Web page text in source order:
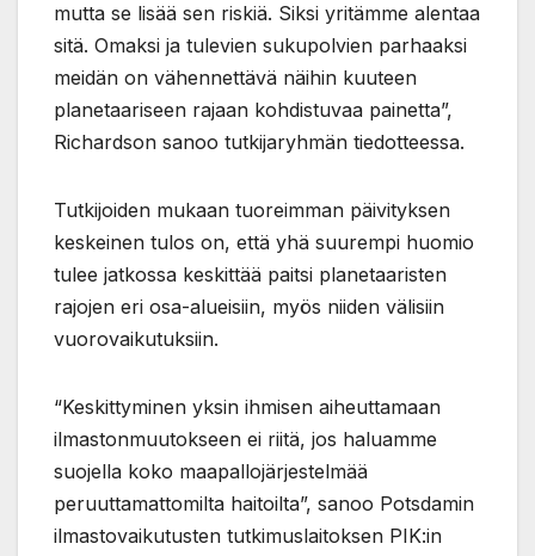
mutta se lisää sen riskiä. Siksi yritämme alentaa
sitä. Omaksi ja tulevien sukupolvien parhaaksi
meidän on vähennettävä näihin kuuteen
planetaariseen rajaan kohdistuvaa painetta”,
Richardson sanoo tutkijaryhmän tiedotteessa.
Tutkijoiden mukaan tuoreimman päivityksen
keskeinen tulos on, että yhä suurempi huomio
tulee jatkossa keskittää paitsi planetaaristen
rajojen eri osa-alueisiin, myös niiden välisiin
vuorovaikutuksiin.
“Keskittyminen yksin ihmisen aiheuttamaan
ilmastonmuutokseen ei riitä, jos haluamme
suojella koko maapallojärjestelmää
peruuttamattomilta haitoilta”, sanoo Potsdamin
ilmastovaikutusten tutkimuslaitoksen PIK:in